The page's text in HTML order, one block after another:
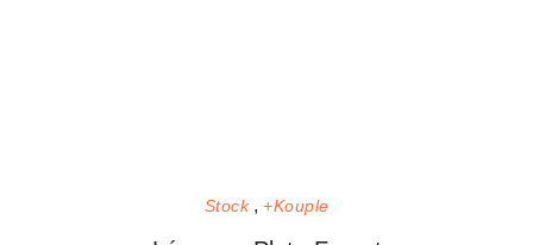
Stock +Kouple